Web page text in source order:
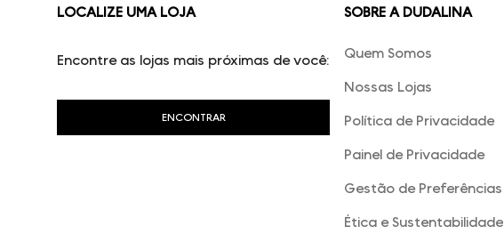
LOCALIZE UMA LOJA
Encontre as lojas mais próximas de você:
SOBRE A DUDALINA
Quem Somos
Nossas Lojas
Política de Privacidade
Painel de Privacidade
Gestão de Preferências
Ética e Sustentabilidade